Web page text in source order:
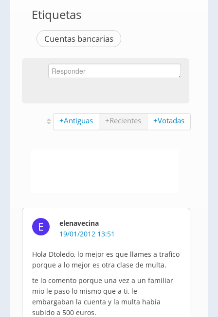
Etiquetas
Cuentas bancarias
+Antiguas +Recientes +Votadas
E
elenavecina
19/01/2012 13:51
Hola Dtoledo, lo mejor es que llames a trafico
porque a lo mejor es otra clase de multa.
te lo comento porque una vez a un familiar
mio le paso lo mismo que a ti, le
embargaban la cuenta y la multa habia
subido a 500 euros.